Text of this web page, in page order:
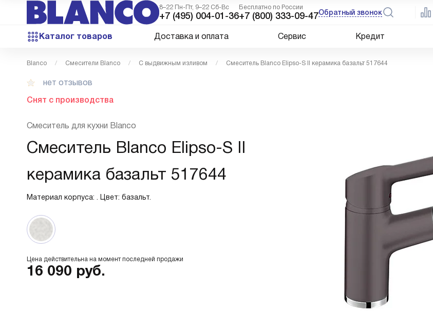
8–22 Пн-Пт, 9–22 Сб-Вс
+7 (495) 004-01-36
Бесплатно по России
+7 (800) 333-09-47Обратный звонок
Каталог товаров Доставка и оплата Сервис Кредит
Blanco Смесители Blanco С выдвижным изливом Смеситель Blanco Elipso-S II керамика базальт 517644
нет отзывов
Снят с производства
Смеситель для кухни Blanco
Смеситель Blanco Elipso-S II
керамика базальт 517644
Материал корпуса: . Цвет: базальт.
Цена действительна на момент последней продажи
16 090 руб.